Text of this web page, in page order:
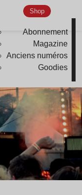
Shop
Abonnement
Magazine
Anciens numéros
Goodies